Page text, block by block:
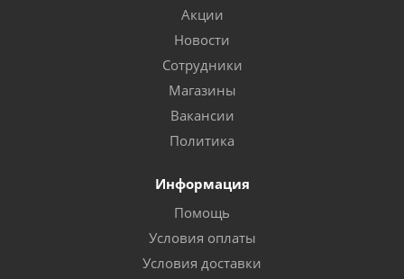
Акции
Новости
Сотрудники
Магазины
Вакансии
Политика
Информация
Помощь
Условия оплаты
Условия доставки